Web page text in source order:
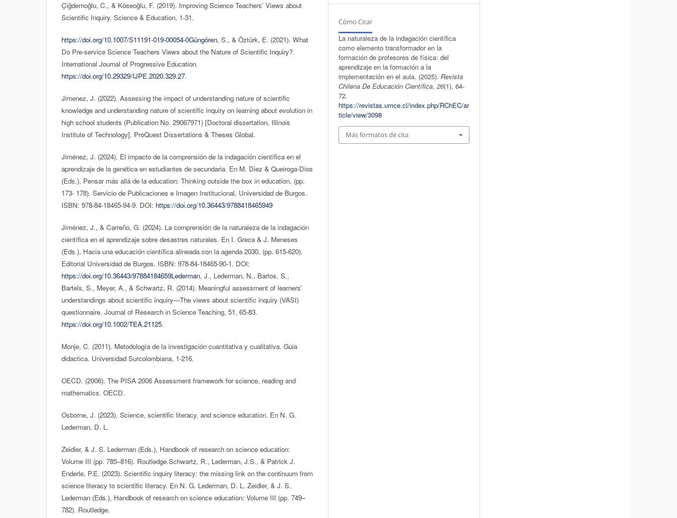
Çiğdemoğlu, C., & Köseoğlu, F. (2019). Improving Science Teachers’ Views about
Scientific Inquiry. Science & Education, 1-31.
https://doi.org/10.1007/S11191-019-00054-0Güngören, S., & Öztürk, E. (2021). What
Do Pre-service Science Teachers Views about the Nature of Scientific Inquiry?.
International Journal of Progressive Education.
https://doi.org/10.29329/IJPE.2020.329.27.
Jimenez, J. (2022). Assessing the impact of understanding nature of scientific
knowledge and understanding nature of scientific inquiry on learning about evolution in
high school students (Publication No. 29067971) [Doctoral dissertation, Illinois
Institute of Technology]. ProQuest Dissertations & Theses Global.
Jiménez, J. (2024). El impacto de la comprensión de la indagación científica en el
aprendizaje de la genética en estudiantes de secundaria. En M. Diez & Queiroga-Dios
(Eds.), Pensar más allá de la education: Thinking outside the box in education, (pp.
173- 178). Servicio de Publicaciones e Imagen Institucional, Universidad de Burgos.
ISBN: 978-84-18465-94-9. DOI: https://doi.org/10.36443/9788418465949
Jiménez, J., & Carreño, G. (2024). La comprensión de la naturaleza de la indagación
científica en el aprendizaje sobre desastres naturales. En I. Greca & J. Meneses
(Eds.), Hacia una educación científica alineada con la agenda 2030, (pp. 615-620).
Editorial Universidad de Burgos. ISBN: 978-84-18465-90-1. DOI:
https://doi.org/10.36443/97884184659Lederman, J., Lederman, N., Bartos, S.,
Bartels, S., Meyer, A., & Schwartz, R. (2014). Meaningful assessment of learners'
understandings about scientific inquiry—The views about scientific inquiry (VASI)
questionnaire. Journal of Research in Science Teaching, 51, 65-83.
https://doi.org/10.1002/TEA.21125.
Monje, C. (2011). Metodología de la investigación cuantitativa y cualitativa. Guia
didactica. Universidad Surcolombiana, 1-216.
OECD. (2006). The PISA 2006 Assessment framework for science, reading and
mathematics. OECD.
Osborne, J. (2023). Science, scientific literacy, and science education. En N. G.
Lederman, D. L.
Zeidler, & J. S. Lederman (Eds.), Handbook of research on science education:
Volume III (pp. 785–816). Routledge.Schwartz, R., Lederman, J.S., & Patrick J.
Enderle, P.E. (2023). Scientific inquiry literacy: the missing link on the continuum from
science literacy to scientific literacy. En N. G. Lederman, D. L. Zeidler, & J. S.
Lederman (Eds.), Handbook of research on science education: Volume III (pp. 749–
782). Routledge.
Cómo Citar
La naturaleza de la indagación científica
como elemento transformador en la
formación de profesores de física: del
aprendizaje en la formación a la
implementación en el aula. (2025).Revista
Chilena De Educación Científica,26(1), 64-
72.
https://revistas.umce.cl/index.php/RChEC/ar
ticle/view/3098
Más formatos de cita